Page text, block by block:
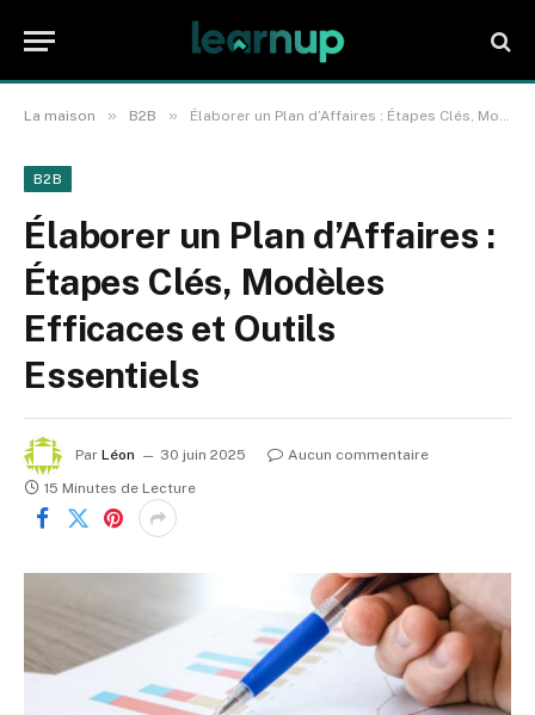
La maison » B2B » Élaborer un Plan d’Affaires : Étapes Clés, Modèles Efficaces et Outils Essentiels
B2B
Élaborer un Plan d’Affaires :
Étapes Clés, Modèles
Efficaces et Outils
Essentiels
Par Léon 30 juin 2025
Aucun commentaire
15 Minutes de Lecture